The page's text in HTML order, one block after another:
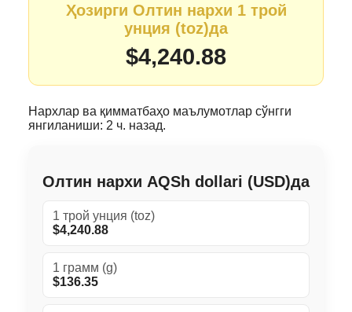
Ҳозирги Олтин нархи 1 трой
унция (toz)да
$4,240.88
Нархлар ва қимматбаҳо маълумотлар сўнгги
янгиланиши: 2 ч. назад.
Олтин нархи AQSh dollari (USD)да
1 трой унция (toz)
$4,240.88
1 грамм (g)
$136.35